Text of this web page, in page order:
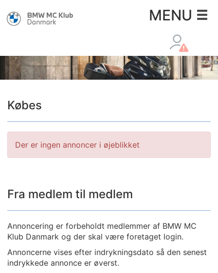
MENU×
Købes
Der er ingen annoncer i øjeblikket
Fra medlem til medlem
Annoncering er forbeholdt medlemmer af BMW MC
Klub Danmark og der skal være foretaget login.
Annoncerne vises efter indrykningsdato så den senest
indrykkede annonce er øverst.